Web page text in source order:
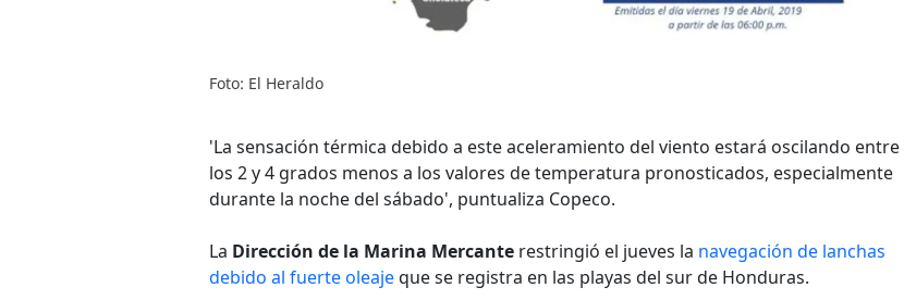
Foto: El Heraldo
'La sensación térmica debido a este aceleramiento del viento estará oscilando entre
los 2 y 4 grados menos a los valores de temperatura pronosticados, especialmente
durante la noche del sábado', puntualiza Copeco.
La Dirección de la Marina Mercante restringió el jueves la navegación de lanchas
debido al fuerte oleajeque se registra en las playas del sur de Honduras.